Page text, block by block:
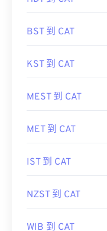
BST 到 CAT
KST 到 CAT
MEST 到 CAT
MET 到 CAT
IST 到 CAT
NZST 到 CAT
WIB 到 CAT